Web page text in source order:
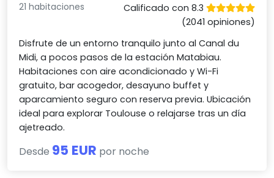
21 habitaciones
Calificado con 8.3
(2041 opiniones)
Disfrute de un entorno tranquilo junto al Canal du
Midi, a pocos pasos de la estación Matabiau.
Habitaciones con aire acondicionado y Wi-Fi
gratuito, bar acogedor, desayuno buffet y
aparcamiento seguro con reserva previa. Ubicación
ideal para explorar Toulouse o relajarse tras un día
ajetreado.
Desde 95 EUR por noche